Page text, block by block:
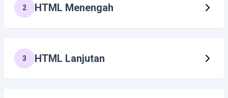
2 HTML Menengah
3 HTML Lanjutan